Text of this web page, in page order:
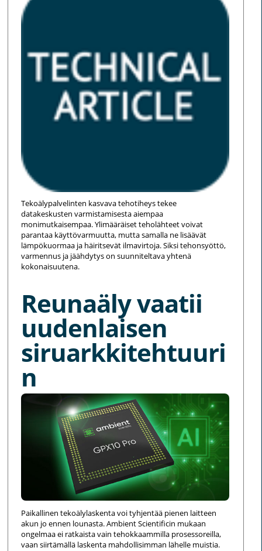
Tekoälypalvelinten kasvava tehotiheys tekee
datakeskusten varmistamisesta aiempaa
monimutkaisempaa. Ylimääräiset teholähteet voivat
parantaa käyttövarmuutta, mutta samalla ne lisäävät
lämpökuormaa ja häiritsevät ilmavirtoja. Siksi tehonsyöttö,
varmennus ja jäähdytys on suunniteltava yhtenä
kokonaisuutena.
Reunaäly vaatii
uudenlaisen
siruarkkitehtuuri
n
Paikallinen tekoälylaskenta voi tyhjentää pienen laitteen
akun jo ennen lounasta. Ambient Scientificin mukaan
ongelmaa ei ratkaista vain tehokkaammilla prosessoreilla,
vaan siirtämällä laskenta mahdollisimman lähelle muistia.